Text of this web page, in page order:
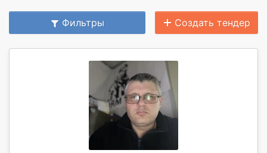
Фильтры Создать тендер